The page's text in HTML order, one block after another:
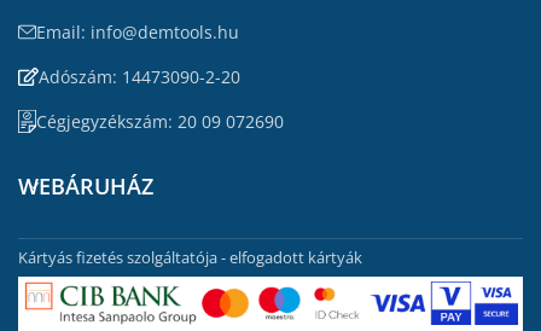
Email: info@demtools.hu
Adószám: 14473090-2-20
Cégjegyzékszám: 20 09 072690
WEBÁRUHÁZ
Kártyás fizetés szolgáltatója - elfogadott kártyák